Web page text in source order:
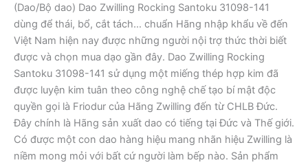
(Dao/Bộ dao) Dao Zwilling Rocking Santoku 31098-141
dùng để thái, bổ, cắt tách… chuẩn Hãng nhập khẩu về đến
Việt Nam hiện nay được những người nội trợ thức thời biết
được và chọn mua dạo gần đây. Dao Zwilling Rocking
Santoku 31098-141 sử dụng một miếng thép hợp kim đã
được luyện kim tuân theo công nghệ chế tạo bí mật độc
quyền gọi là Friodur của Hãng Zwilling đến từ CHLB Đức.
Đây chính là Hãng sản xuất dao có tiếng tại Đức và Thế giới.
Có được một con dao hàng hiệu mang nhãn hiệu Zwilling là
niềm mong mỏi với bất cứ người làm bếp nào. Sản phẩm